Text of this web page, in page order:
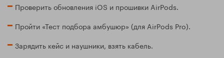
Проверить обновления iOS и прошивки AirPods.
Пройти «Тест подбора амбушюр» (для AirPods Pro).
Зарядить кейс и наушники, взять кабель.